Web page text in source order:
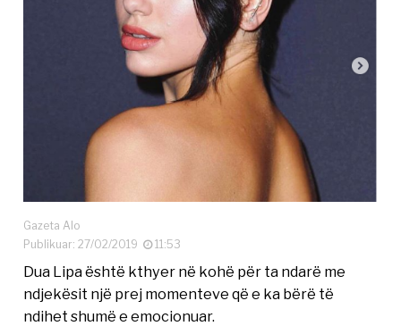
Gazeta Alo
Publikuar: 27/02/2019
11:53
Dua Lipa është kthyer në kohë për ta ndarë me
ndjekësit një prej momenteve që e ka bërë të
ndihet shumë e emocionuar.